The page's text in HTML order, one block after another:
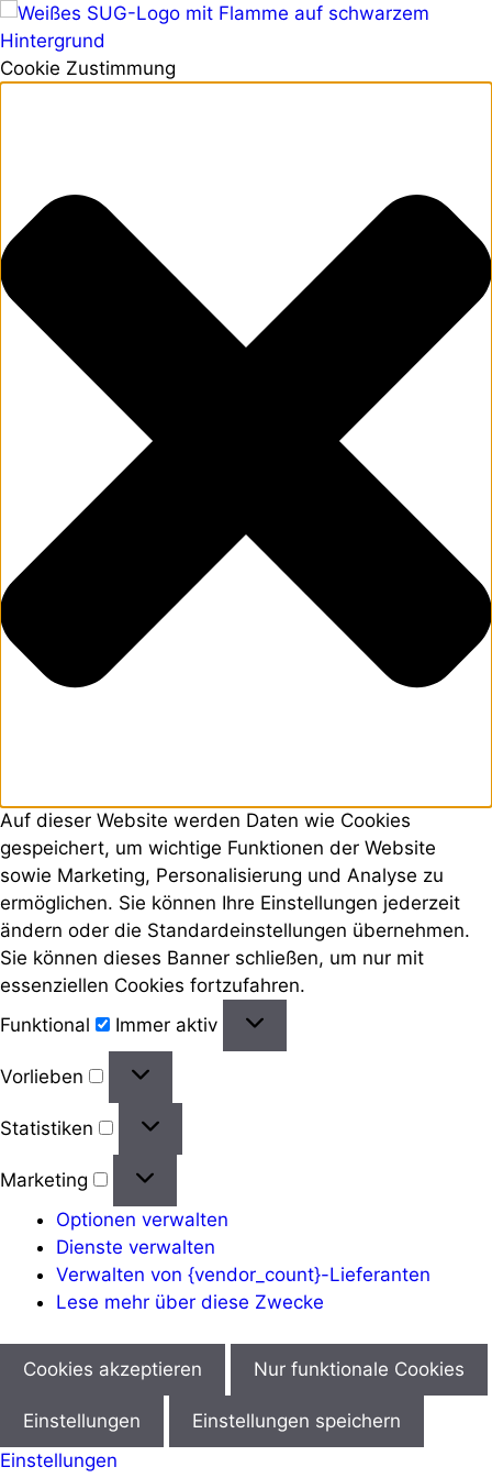
Cookie Zustimmung
Auf dieser Website werden Daten wie Cookies
gespeichert, um wichtige Funktionen der Website
sowie Marketing, Personalisierung und Analyse zu
ermöglichen. Sie können Ihre Einstellungen jederzeit
ändern oder die Standardeinstellungen übernehmen.
Sie können dieses Banner schließen, um nur mit
essenziellen Cookies fortzufahren.
Funktional
Immer aktiv
Vorlieben
Statistiken
Marketing
Optionen verwalten
Dienste verwalten
Verwalten von {vendor_count}-Lieferanten
Lese mehr über diese Zwecke
Cookies akzeptieren Nur funktionale Cookies
Einstellungen
Einstellungen speichern
Einstellungen